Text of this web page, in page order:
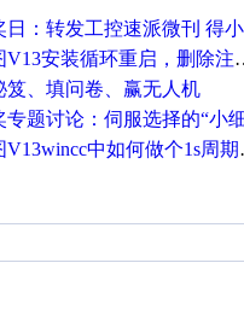
：转发工控速派微刊 得小米手环 中奖通知
安装循环重启，删除注册表信息没有用
笈、填问卷、赢无人机
题讨论：伺服选择的“小细节大学问”奖励公
中如何做个1s周期循环的脚本